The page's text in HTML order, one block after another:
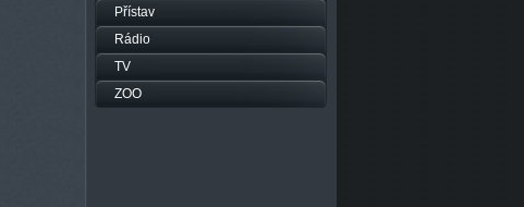
Přístav
Rádio
TV
ZOO